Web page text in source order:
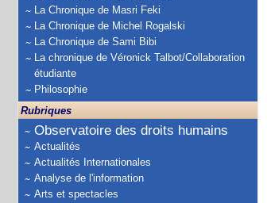
La Chronique de Masri Feki
La Chronique de Michel Rogalski
La Chronique de Sami Bibi
La chronique de Véronick Talbot/Collaboration
étudiante
Philosophie
Rubriques
Observatoire des droits humains
Actualités
Actualités Internationales
Analyse de l'information
Arts et spectacles